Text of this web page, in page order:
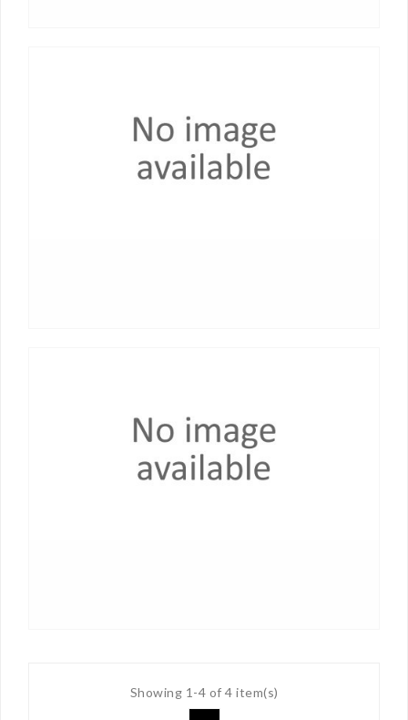
Showing 1-4 of 4 item(s)